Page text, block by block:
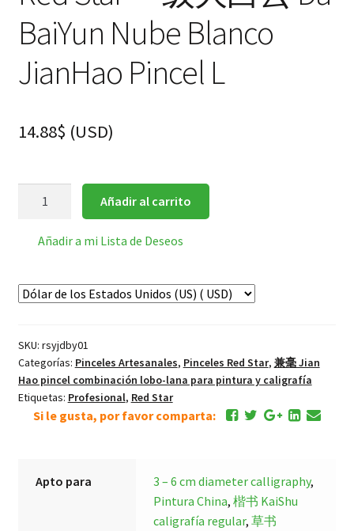
BaiYun Nube Blanco
JianHao Pincel L
14.88$ (USD)
白
BaiYun
Nube
Blanco
JianHao
Añadir al carrito
Añadir a mi Lista de Deseos
SKU: rsyjdby01
Categorías: Pinceles Artesanales, Pinceles Red Star, 兼毫 Jian
Hao pincel combinación lobo-lana para pintura y caligrafía
Etiquetas: Profesional, Red Star
Si le gusta, por favor comparta:
Apto para 3 – 6 cm diameter calligraphy,
Pintura China,楷书 KaiShu
caligrafía regular,草书